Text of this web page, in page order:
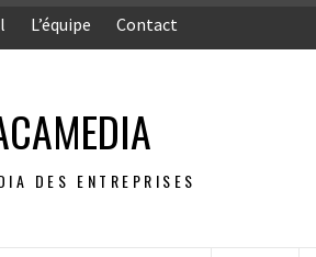
L’équipe Contact
DES ENTREPRISES